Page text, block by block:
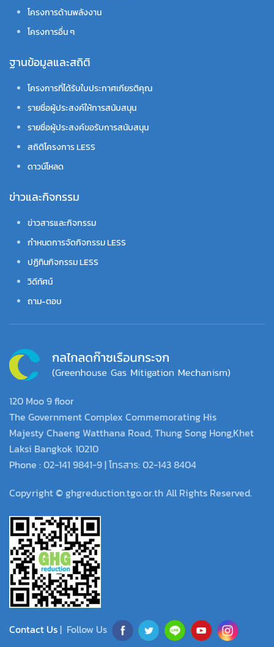
โครงการด้านพลังงาน
โครงการอื่น ๆ
ฐานข้อมูลและสถิติ
โครงการที่ได้รับใบประกาศเกียรติคุณ
รายชื่อผู้ประสงค์ให้การสนับสนุน
รายชื่อผู้ประสงค์ขอรับการสนับสนุน
สถิติโครงการ LESS
ดาวน์โหลด
ข่าวและกิจกรรม
ข่าวสารและกิจกรรม
กำหนดการจัดกิจกรรม LESS
ปฏิทินกิจกรรม LESS
วิดีทัศน์
ถาม-ตอบ
120 Moo 9 floor
The Government Complex Commemorating His
Majesty Chaeng Watthana Road, Thung Song Hong,Khet
Laksi Bangkok 10210
Phone : 02-141 9841-9 | โทรสาร: 02-143 8404
Copyright © ghgreduction.tgo.or.th All Rights Reserved.
Contact Us| Follow Us